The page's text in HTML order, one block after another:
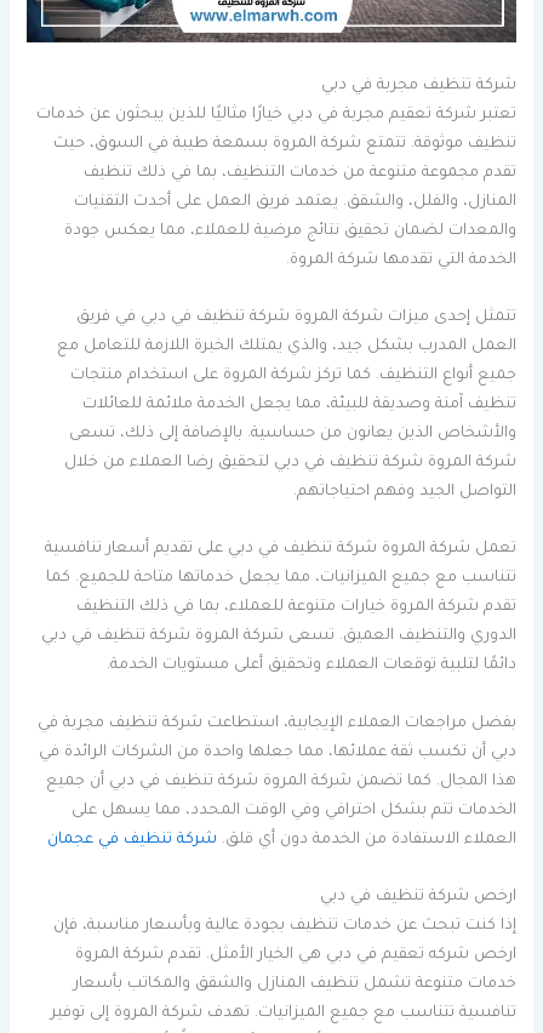
شركة تنظيف مجربة في دبي
تعتبر شركة تعقيم مجربة في دبي خيارًا مثاليًا للذين يبحثون عن خدمات
تنظيف موثوقة. تتمتع شركة المروة بسمعة طيبة في السوق، حيث
تقدم مجموعة متنوعة من خدمات التنظيف، بما في ذلك تنظيف
المنازل، والفلل، والشقق. يعتمد فريق العمل على أحدث التقنيات
والمعدات لضمان تحقيق نتائج مرضية للعملاء، مما يعكس جودة
الخدمة التي تقدمها شركة المروة.
تتمثل إحدى ميزات شركة المروة شركة تنظيف في دبي في فريق
العمل المدرب بشكل جيد، والذي يمتلك الخبرة اللازمة للتعامل مع
جميع أنواع التنظيف. كما تركز شركة المروة على استخدام منتجات
تنظيف آمنة وصديقة للبيئة، مما يجعل الخدمة ملائمة للعائلات
والأشخاص الذين يعانون من حساسية. بالإضافة إلى ذلك، تسعى
شركة المروة شركة تنظيف في دبي لتحقيق رضا العملاء من خلال
التواصل الجيد وفهم احتياجاتهم.
تعمل شركة المروة شركة تنظيف في دبي على تقديم أسعار تنافسية
تتناسب مع جميع الميزانيات، مما يجعل خدماتها متاحة للجميع. كما
تقدم شركة المروة خيارات متنوعة للعملاء، بما في ذلك التنظيف
الدوري والتنظيف العميق. تسعى شركة المروة شركة تنظيف في دبي
دائمًا لتلبية توقعات العملاء وتحقيق أعلى مستويات الخدمة.
بفضل مراجعات العملاء الإيجابية، استطاعت شركة تنظيف مجربة في
دبي أن تكسب ثقة عملائها، مما جعلها واحدة من الشركات الرائدة في
هذا المجال. كما تضمن شركة المروة شركة تنظيف في دبي أن جميع
الخدمات تتم بشكل احترافي وفي الوقت المحدد، مما يسهل على
العملاء الاستفادة من الخدمة دون أي قلق. شركة تنظيف في عجمان
ارخص شركة تنظيف في دبي
إذا كنت تبحث عن خدمات تنظيف بجودة عالية وبأسعار مناسبة، فإن
ارخص شركه تعقيم في دبي هي الخيار الأمثل. تقدم شركة المروة
خدمات متنوعة تشمل تنظيف المنازل والشقق والمكاتب بأسعار
تنافسية تتناسب مع جميع الميزانيات. تهدف شركة المروة إلى توفير